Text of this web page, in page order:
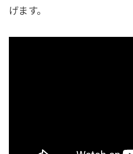
げます。